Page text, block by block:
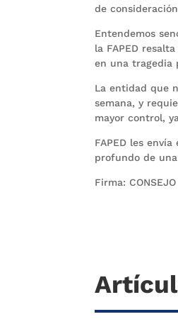
de
Entendemos
la FAPED
en una tragedia
La entidad que
semana, y
mayor control,
FAPED les
profundo de
Firma: CONSEJO